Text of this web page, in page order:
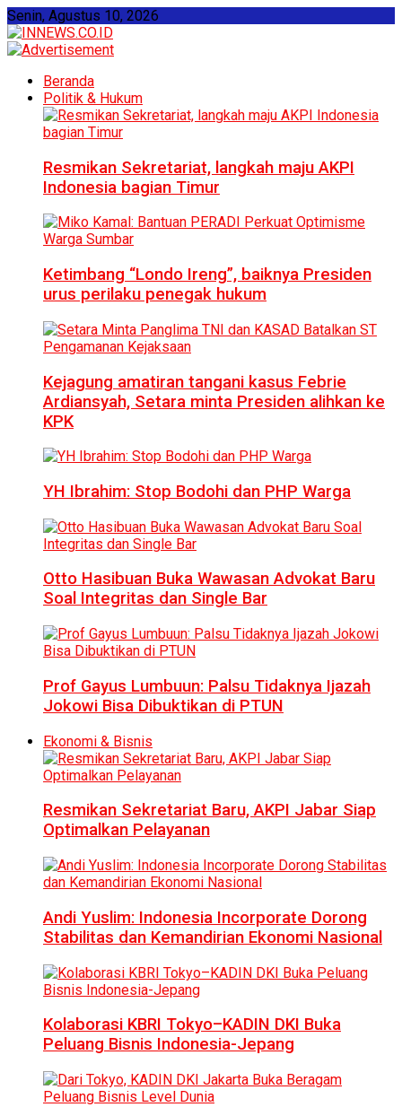
Senin, Agustus 10, 2026
Beranda
Politik & Hukum
Resmikan Sekretariat, langkah maju AKPI
Indonesia bagian Timur
Ketimbang “Londo Ireng”, baiknya Presiden
urus perilaku penegak hukum
Kejagung amatiran tangani kasus Febrie
Ardiansyah, Setara minta Presiden alihkan ke
KPK
YH Ibrahim: Stop Bodohi dan PHP Warga
Otto Hasibuan Buka Wawasan Advokat Baru
Soal Integritas dan Single Bar
Prof Gayus Lumbuun: Palsu Tidaknya Ijazah
Jokowi Bisa Dibuktikan di PTUN
Ekonomi & Bisnis
Resmikan Sekretariat Baru, AKPI Jabar Siap
Optimalkan Pelayanan
Andi Yuslim: Indonesia Incorporate Dorong
Stabilitas dan Kemandirian Ekonomi Nasional
Kolaborasi KBRI Tokyo–KADIN DKI Buka
Peluang Bisnis Indonesia-Jepang